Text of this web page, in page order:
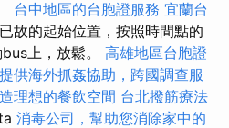
台中地區的台胞證服務 宜蘭台
故的起始位置，按照時間點的
上，放鬆。 高雄地區台胞證
提供海外抓姦協助，跨國調查服
理想的餐飲空間 台北撥筋療法
消毒公司，幫助您消除家中的